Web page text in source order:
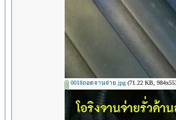
0018ถอดจานจ่าย.jpg (71.22 KB,